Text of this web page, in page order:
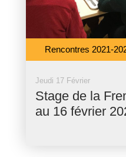
Rencontres 2021-
Jeudi 17 Février
Stage de la
au 16 février